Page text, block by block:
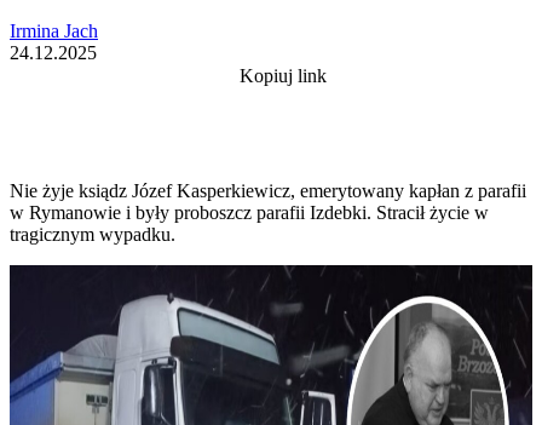
Irmina Jach
24.12.2025
Kopiuj link
Nie żyje ksiądz Józef Kasperkiewicz, emerytowany kapłan z parafii
w Rymanowie i były proboszcz parafii Izdebki. Stracił życie w
tragicznym wypadku.